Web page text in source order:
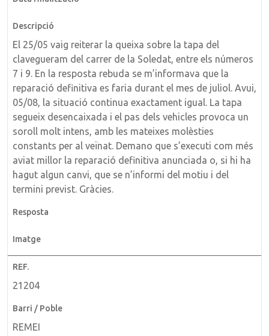
El 25/05 vaig reiterar la queixa sobre la tapa del
clavegueram del carrer de la Soledat, entre els números
7 i 9. En la resposta rebuda se m’informava que la
reparació definitiva es faria durant el mes de juliol. Avui,
05/08, la situació continua exactament igual. La tapa
segueix desencaixada i el pas dels vehicles provoca un
soroll molt intens, amb les mateixes molèsties
constants per al veïnat. Demano que s’executi com més
aviat millor la reparació definitiva anunciada o, si hi ha
hagut algun canvi, que se n’informi del motiu i del
termini previst. Gràcies.
21204
REMEI